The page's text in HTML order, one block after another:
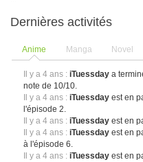
Dernières activités
Anime Manga Novel
Il y a 4 ans : iTuessday a
note de 10/10.
Il y a 4 ans : iTuessday est en
l'épisode 2.
Il y a 4 ans : iTuessday est en
Il y a 4 ans : iTuessday est en
à l'épisode 6.
Il y a 4 ans : iTuessday est en